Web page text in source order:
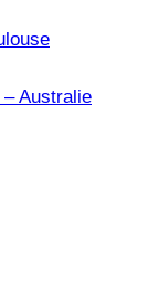
Australie